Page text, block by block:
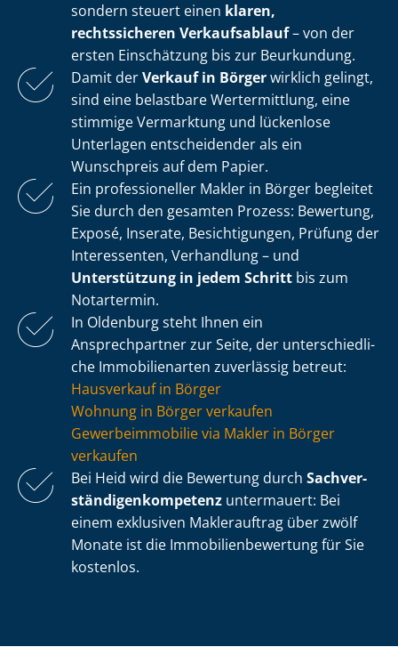
sondern steuert einen klaren,
rechtssicheren Verkaufsablauf– von der
ersten Einschätzung bis zur Beurkundung.
Damit derVerkauf in Börgerwirklich gelingt,
sind eine belastbare Wertermittlung, eine
stimmige Vermarktung und lückenlose
Unterlagen entscheidender als ein
Wunschpreis auf dem Papier.
Ein professioneller Makler in Börger begleitet
Sie durch den gesamten Prozess: Bewertung,
Exposé, Inserate, Besichtigungen, Prüfung der
Interessenten, Verhandlung – und
Unterstützung in jedem Schritt bis zum
Notartermin.
In Oldenburg steht Ihnen ein
Ansprechpartner zur Seite, der un­ter­schied­li­
che Immobilienarten zuverlässig betreut:
Hausverkauf in Börger
Wohnung in Börger verkaufen
Ge­wer­be­im­mo­bi­lie via Makler in Börger
verkaufen
Bei Heid wird die Bewertung durch Sach­ver­
stän­di­gen­kom­pe­tenz untermauert: Bei
einem exklusiven Maklerauftrag über zwölf
Monate ist die Im­mo­bi­li­en­be­wer­tung für Sie
kostenlos.